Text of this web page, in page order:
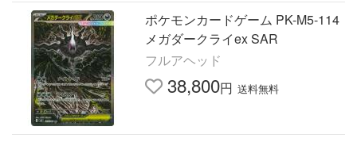
ポケモンカードゲーム PK-M5-114
メガダークライex SAR
フルアヘッド
38,800円 送料無料